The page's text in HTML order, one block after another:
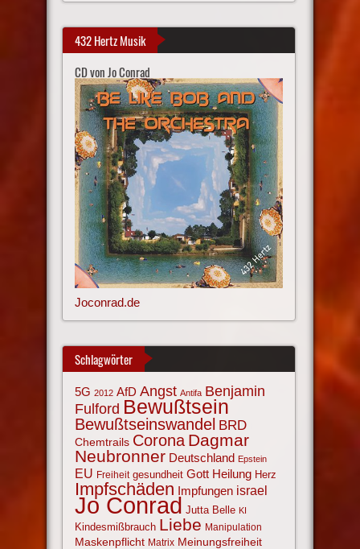
432 Hertz Musik
CD von Jo Conrad
Joconrad.de
Schlagwörter
5G 2012 AfD Angst Antifa Benjamin
Fulford Bewußtsein
Bewußtseinswandel BRD
Chemtrails Corona Dagmar
Neubronner Deutschland Epstein
EU Freiheit gesundheit Gott Heilung Herz
Impfschäden Impfungen israel
Jo Conrad Jutta Belle KI
Kindesmißbrauch Liebe Manipulation
Maskenpflicht Matrix Meinungsfreiheit